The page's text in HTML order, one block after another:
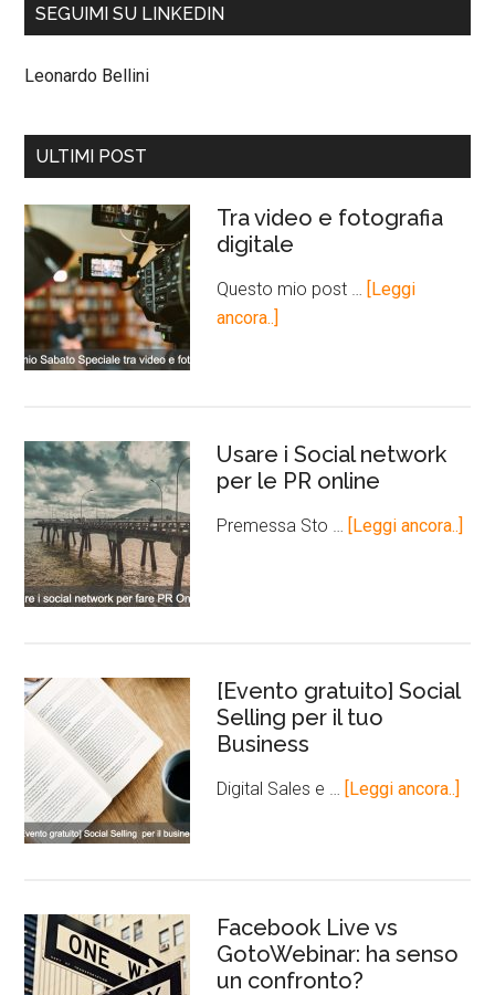
SEGUIMI SU LINKEDIN
Leonardo Bellini
ULTIMI POST
Tra video e fotografia
digitale
Questo mio post … [Leggi
ancora..]
Usare i Social network
per le PR online
Premessa Sto … [Leggi ancora..]
[Evento gratuito] Social
Selling per il tuo
Business
Digital Sales e … [Leggi ancora..]
Facebook Live vs
GotoWebinar: ha senso
un confronto?